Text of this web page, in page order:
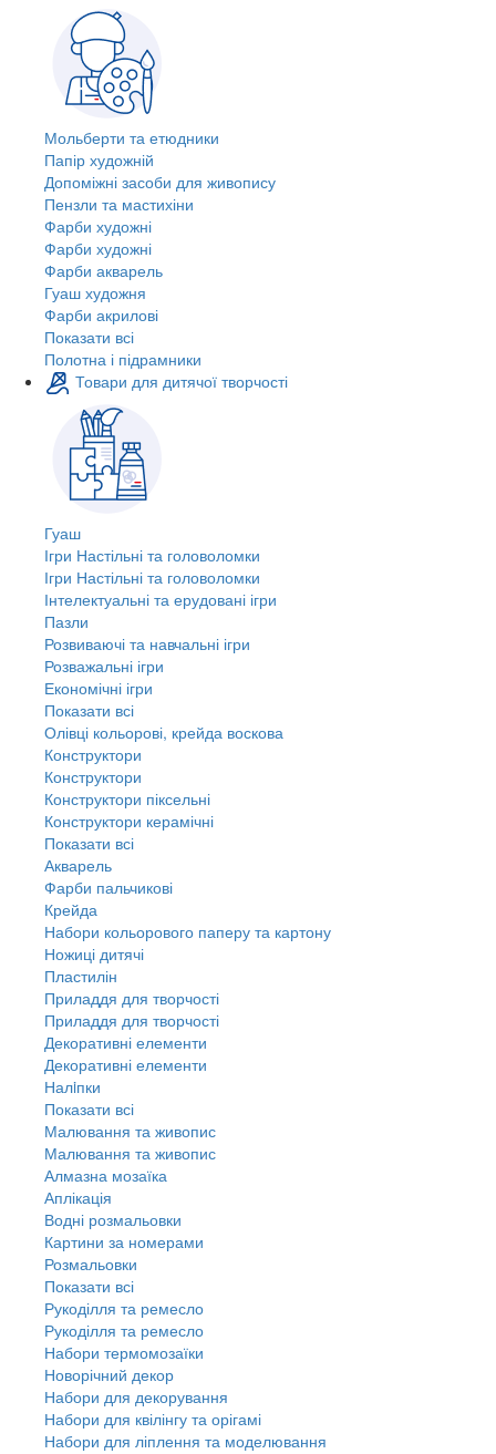
Мольберти та етюдники
Папір художній
Допоміжні засоби для живопису
Пензли та мастихіни
Фарби художні
Фарби художні
Фарби акварель
Гуаш художня
Фарби акрилові
Показати всі
Полотна і підрамники
Товари для дитячої творчості
Гуаш
Ігри Настільні та головоломки
Ігри Настільні та головоломки
Інтелектуальні та ерудовані ігри
Пазли
Розвиваючі та навчальні ігри
Розважальні ігри
Економічні ігри
Показати всі
Олівці кольорові, крейда воскова
Конструктори
Конструктори
Конструктори піксельні
Конструктори керамічні
Показати всі
Акварель
Фарби пальчикові
Крейда
Набори кольорового паперу та картону
Ножиці дитячі
Пластилін
Приладдя для творчості
Приладдя для творчості
Декоративні елементи
Декоративні елементи
Налiпки
Показати всі
Малювання та живопис
Малювання та живопис
Алмазна мозаїка
Аплікація
Водні розмальовки
Картини за номерами
Розмальовки
Показати всі
Рукоділля та ремесло
Рукоділля та ремесло
Набори термомозаїки
Новорічний декор
Набори для декорування
Набори для квілінгу та орігамі
Набори для ліплення та моделювання